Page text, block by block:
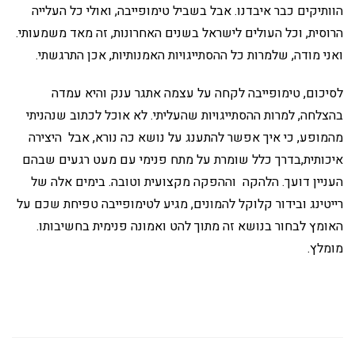
הוותיקים כבר איבדנו. אבל בשביל טימופייבה, ואולי כל העלייה
הרוסית, וכל העולים לישראל בשנים האחרונות, זה מאד משמעותי.
ואני מודה, שלמרות כל ההסתייגויות האמנותיות, אכן התרגשתי.
לסיכום, טימופייבה לקחה על עצמה אתגר ענק והיא עמדה
בהצלחה, למרות ההסתייגויות שהעליתי. לא אוכל לכתוב שנהניתי
מהמופע, כי איך אפשר להתענג על נושא כה נורא, אבל היצירה
איכותית,בדרך כלל שומרת על מתח פנימי עם מעט רגעים שבהם
העניין דועך. הלהקה וההפקה מקצועית וטובה. בימים אלה של
רייטינג ובידור קלוקל להמונים, מגיע לטימופייבה טפיחת שכם על
האומץ לבחור בנושא זה מתוך להט ואמונה פנימית בחשיבותו.
מומלץ.